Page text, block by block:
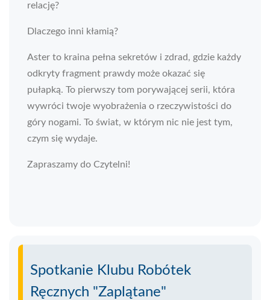
relację?
Dlaczego inni kłamią?
Aster to kraina pełna sekretów i zdrad, gdzie każdy
odkryty fragment prawdy może okazać się
pułapką. To pierwszy tom porywającej serii, która
wywróci twoje wyobrażenia o rzeczywistości do
góry nogami. To świat, w którym nic nie jest tym,
czym się wydaje.
Zapraszamy do Czytelni!
Spotkanie Klubu Robótek
Ręcznych "Zaplątane"